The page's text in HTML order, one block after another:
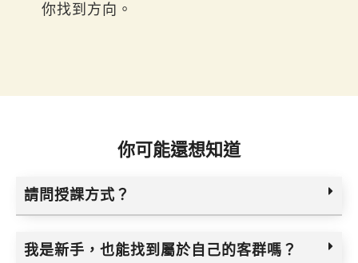
你找到方向。
你可能還想知道
請問授課方式？
我是新手，也能找到屬於自己的客群嗎？